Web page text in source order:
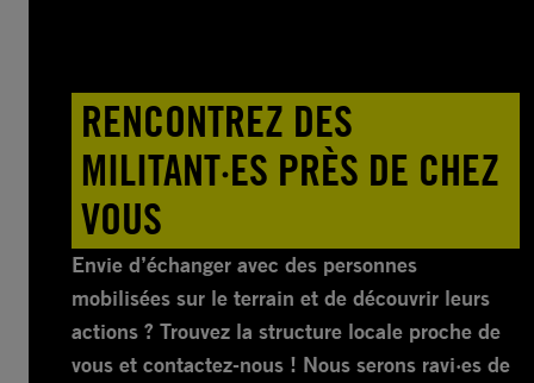
RENCONTREZ DES
MILITANT·ES PRÈS DE CHEZ
VOUS
Envie d’échanger avec des personnes
mobilisées sur le terrain et de découvrir leurs
actions ? Trouvez la structure locale proche de
vous et contactez-nous ! Nous serons ravi·es de